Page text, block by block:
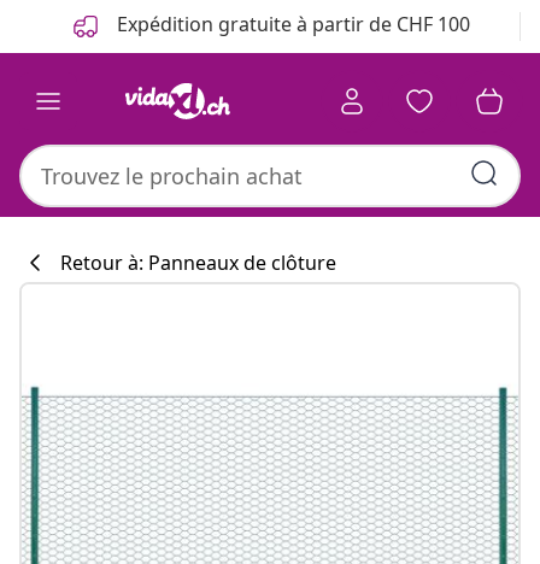
Précédent Expédition gratuite à partir de CHF 100
Retour à: Panneaux de clôture